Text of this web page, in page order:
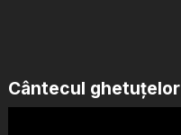
Cântecul ghetuțelor